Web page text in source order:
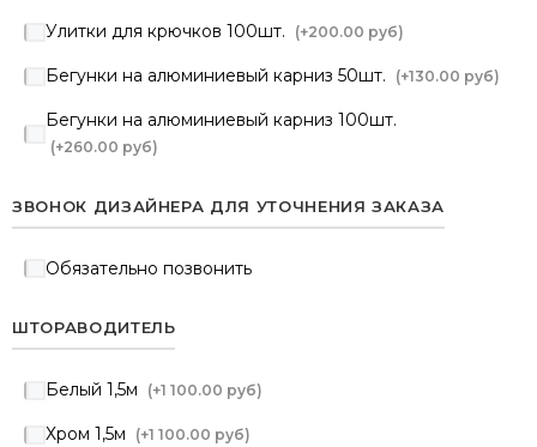
Улитки для крючков 100шт. (+200.00 руб)
Бегунки на алюминиевый карниз 50шт. (+130.00 руб)
Бегунки на алюминиевый карниз 100шт.
(+260.00 руб)
ЗВОНОК ДИЗАЙНЕРА ДЛЯ УТОЧНЕНИЯ ЗАКАЗА
Обязательно позвонить
ШТОРАВОДИТЕЛЬ
Белый 1,5м (+1 100.00 руб)
Хром 1,5м (+1 100.00 руб)